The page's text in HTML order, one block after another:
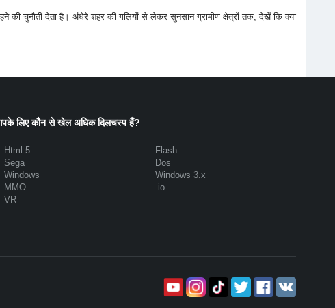
की चुनौती देता है। अंधेरे शहर की गलियों से लेकर सुनसान ग्रामीण क्षेत्रों तक, देखें कि क्या
लिए कौन से खेल अधिक दिलचस्प हैं?
Html 5
Flash
Sega
Dos
Windows
Windows 3.x
MMO
.io
VR